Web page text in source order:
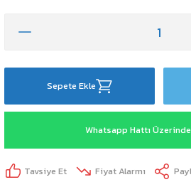
Sepete Ekle
Whatsapp Hattı
Tavsiye Et Fiyat Alarmı